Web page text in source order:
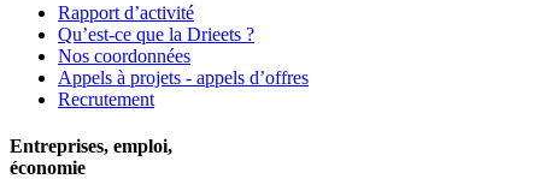
Rapport d’activité
Qu’est-ce que la Drieets ?
Nos coordonnées
Appels à projets - appels d’offres
Recrutement
Entreprises, emploi,
économie